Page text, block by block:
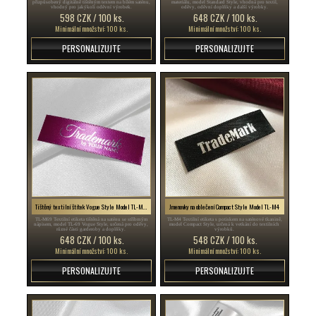
přizpůsobený digitálně tištěným textem na bílém saténu,
vhodný pro jakýkoli oděvní výrobek.
598 CZK / 100 ks.
Minimální množství: 100 ks.
PERSONALIZUJTE
materiálu, model Standard Style, vhodná pro textil,
oděvy, oděvní doplňky a další výrobky.
648 CZK / 100 ks.
Minimální množství: 100 ks.
PERSONALIZUJTE
TL-M69 Textilní etiketa tištěná na saténu se stříbrným
nápisem, model TL-69 Vogue Style, určená pro oděvy,
různé části garderoby a doplňky.
648 CZK / 100 ks.
Minimální množství: 100 ks.
PERSONALIZUJTE
Jmenovky na oblečení Compact Style Model TL-M4
TL-M4 Textilní etiketa s potiskem na saténové tkanině,
model Compact Style, určená k vetkání do textilních
výrobků.
548 CZK / 100 ks.
Minimální množství: 100 ks.
PERSONALIZUJTE